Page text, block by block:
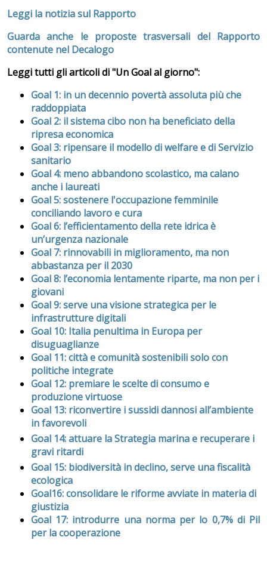
Leggi la notizia sul Rapporto
Guarda anche le proposte trasversali del Rapporto
contenute nel Decalogo
Leggi tutti gli articoli di "Un Goal al giorno":
Goal 1: in un decennio povertà assoluta più che
raddoppiata
Goal 2: il sistema cibo non ha beneficiato della
ripresa economica
Goal 3: ripensare il modello di welfare e di Servizio
sanitario
Goal 4: meno abbandono scolastico, ma calano
anche i laureati
Goal 5: sostenere l'occupazione femminile
conciliando lavoro e cura
Goal 6: l’efficientamento della rete idrica è
un’urgenza nazionale
Goal 7: rinnovabili in miglioramento, ma non
abbastanza per il 2030
Goal 8: l’economia lentamente riparte, ma non per i
giovani
Goal 9: serve una visione strategica per le
infrastrutture digitali
Goal 10: Italia penultima in Europa per
disuguaglianze
Goal 11: città e comunità sostenibili solo con
politiche integrate
Goal 12: premiare le scelte di consumo e
produzione virtuose
Goal 13: riconvertire i sussidi dannosi all’ambiente
in favorevoli
Goal 14: attuare la Strategia marina e recuperare i
gravi ritardi
Goal 15: biodiversità in declino, serve una fiscalità
ecologica
Goal16: consolidare le riforme avviate in materia di
giustizia
Goal 17: introdurre una norma per lo 0,7% di Pil
per la cooperazione